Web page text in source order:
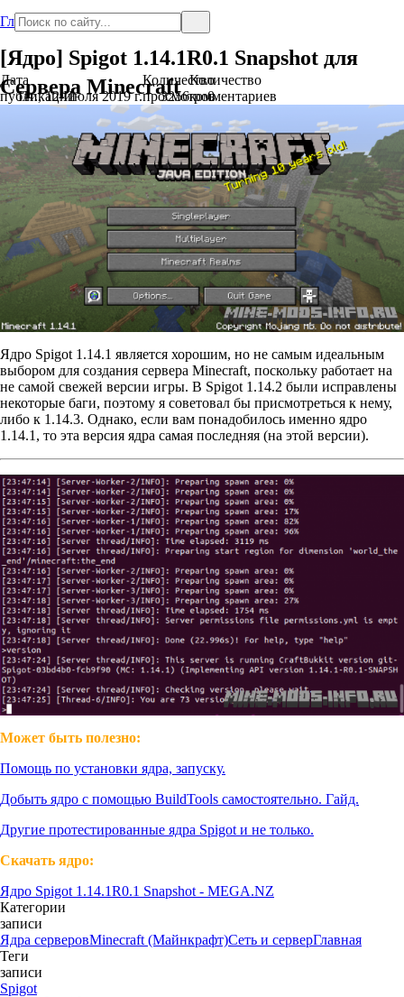
Главная
[Ядро] Spigot 1.14.1R0.1 Snapshot для
Сервера Minecraft
Дата
публикации
Пт., 12 Июля 2019 г.
Количество
просмотров
3256
Количество
комментариев
0
Ядро Spigot 1.14.1 является хорошим, но не самым идеальным
выбором для создания сервера Minecraft, поскольку работает на
не самой свежей версии игры. В Spigot 1.14.2 были исправлены
некоторые баги, поэтому я советовал бы присмотреться к нему,
либо к 1.14.3. Однако, если вам понадобилось именно ядро
1.14.1, то эта версия ядра самая последняя (на этой версии).
Может быть полезно:
Помощь по установки ядра, запуску.
Добыть ядро с помощью BuildTools самостоятельно. Гайд.
Другие протестированные ядра Spigot и не только.
Скачать ядро:
Ядро Spigot 1.14.1R0.1 Snapshot - MEGA.NZ
Категории
записи
Ядра серверовMinecraft (Майнкрафт)Сеть и серверГлавная
Теги
записи
Spigot